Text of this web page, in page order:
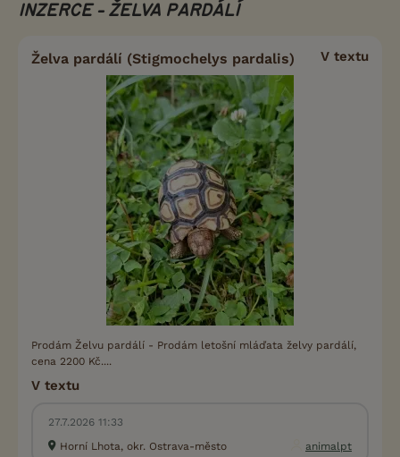
INZERCE - ŽELVA PARDÁLÍ
Želva pardálí (Stigmochelys pardalis) V textu
Prodám Želvu pardálí - Prodám letošní mláďata želvy pardálí,
cena 2200 Kč....
V textu
27.7.2026 11:33
Horní Lhota, okr. Ostrava-město
animalpt